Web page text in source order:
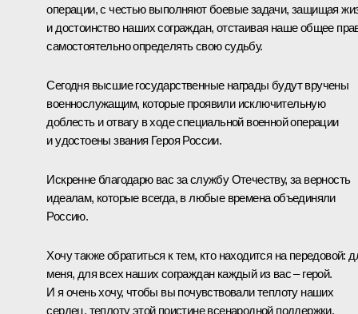
операции, с честью выполняют боевые задачи, защищая
и достоинство наших сограждан, отстаивая наше общее
самостоятельно определять свою судьбу.
Сегодня высшие государственные награды будут вручены
военнослужащим, которые проявили исключительную
доблесть и отвагу в ходе специальной военной операции
и удостоены звания Героя России.
Искренне благодарю вас за службу Отечеству, за верность
идеалам, которые всегда, в любые времена объединяли
Россию.
Хочу также обратиться к тем, кто находится на передовой:
меня, для всех наших сограждан каждый из вас – герой.
И я очень хочу, чтобы вы почувствовали теплоту наших
сердец, теплоту этой поистине всенародной поддержки.